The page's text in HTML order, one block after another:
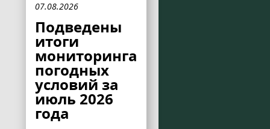
07.08.2026
Подведены
итоги
мониторинга
погодных
условий за
июль 2026
года